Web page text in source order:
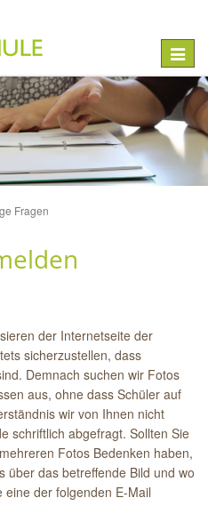
Toggle
Fragen
der Internetseite der
sicherzustellen, dass
Demnach suchen wir Fotos
aus, ohne dass Schüler auf
wir von Ihnen nicht
schriftlich abgefragt. Sollten Sie
Fotos Bedenken haben,
über das betreffende Bild und wo
der folgenden E-Mail